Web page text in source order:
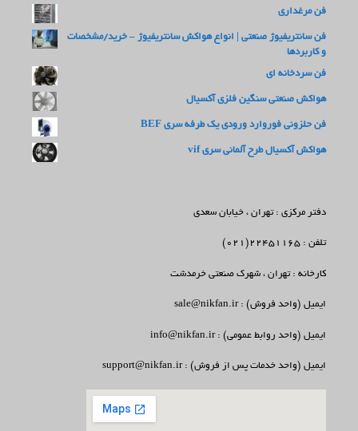
فن مرغداری
فن سانتریفیوژ صنعتی | انواع هواکش سانتریفیوژ – خرید/مشخصات
و کاربردها
فن سردخانه ای
هواکش صنعتی سنگین فلزی آکسیال
فن حلزونی فوروارد ورودی یک طرفه سری BEF
هواکش آکسیال طرح آلمانی سری vif
دفتر مرکزی : تهران ، خیابان سعدی
تلفن : 22451165(021)
کارخانه : تهران ، شهرک صنعتی خرمدشت
ایمیل (واحد فروش) : sale@nikfan.ir
ایمیل (واحد روابط عمومی) : info@nikfan.ir
ایمیل (واحد خدمات پس از فروش) : support@nikfan.ir